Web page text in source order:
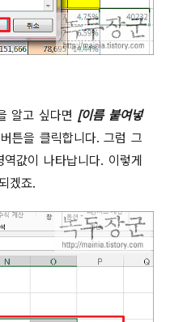
알고 싶다면 [이름 붙여넣
버튼을 클릭합니다.그럼 그
값이 나타납니다. 이렇게
겠죠.